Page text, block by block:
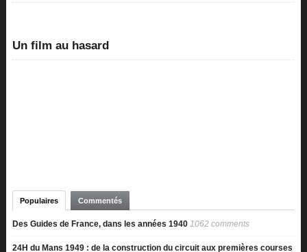
Un film au hasard
Populaires Commentés
Des Guides de France, dans les années 1940 1062 comments
24H du Mans 1949 : de la construction du circuit aux premières courses